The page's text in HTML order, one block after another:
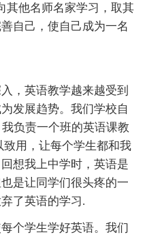
其他名师名家学习，取其
自己，使自己成为一名
，英语教学越来越受到
发展趋势。我们学校自
负责一个班的英语课教
用，让每个学生都和我
想我上中学时，英语是
是让同学们很头疼的一
了英语的学习.
个学生学好英语。我们